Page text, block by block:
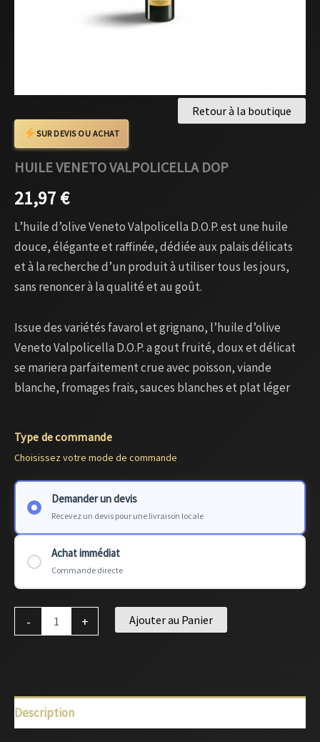
Retour à la boutique
SUR DEVIS OU ACHAT
HUILE VENETO VALPOLICELLA DOP
21,97 €
L’huile d’olive Veneto Valpolicella D.O.P. est une huile
douce, élégante et raffinée, dédiée aux palais délicats
et à la recherche d’un produit à utiliser tous les jours,
sans renoncer à la qualité et au goût.
Issue des variétés favarol et grignano, l’huile d’olive
Veneto Valpolicella D.O.P. a gout fruité, doux et délicat
se mariera parfaitement crue avec poisson, viande
blanche, fromages frais, sauces blanches et plat léger
Type de commande
Choisissez votre mode de commande
Demander un devis
Recevez un devis pour une livraison locale
Achat immédiat
Commande directe
- + Ajouter au Panier
Description